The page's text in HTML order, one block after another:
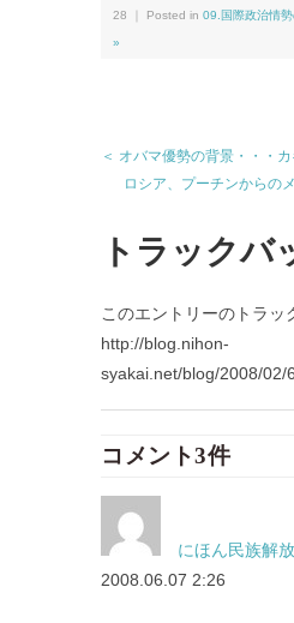
28 ｜ Posted in 09.国際政治情
»
＜ オバマ優勢の背景・・・カ
ロシア、プーチンから
トラックバ
このエントリーのトラッ
http://blog.nihon-
syakai.net/blog/2008/02/
コメント3件
にほん民族解
2008.06.07 2:26